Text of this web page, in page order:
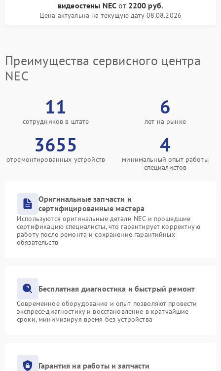
видеостены NEC от 2200 руб.
Цена актуальна на текущую дату 08.08.2026
Преимущества сервисного центра
NEC
11
сотрудников в штате
6
лет на рынке
3655
отремонтированных устройств
4
минимальный опыт работы
специалистов
Оригинальные запчасти и
сертифицированные мастера
Используются оригинальные детали NEC и прошедшие
сертификацию специалисты, что гарантирует корректную
работу после ремонта и сохранение гарантийных
обязательств
Бесплатная диагностика и быстрый ремонт
Современное оборудование и опыт позволяют провести
экспресс-диагностику и восстановление в кратчайшие
сроки, минимизируя время без устройства
Гарантия на работы и запчасти